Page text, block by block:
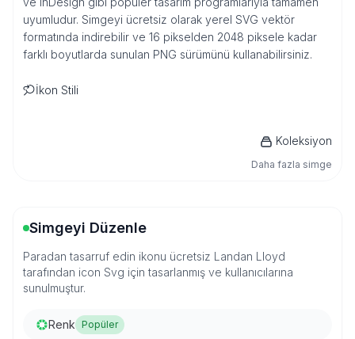
uyumludur. Simgeyi ücretsiz olarak yerel SVG vektör
formatında indirebilir ve 16 pikselden 2048 piksele kadar
farklı boyutlarda sunulan PNG sürümünü kullanabilirsiniz.
İkon Stili
Koleksiyon
Daha fazla simge
Simgeyi Düzenle
Paradan tasarruf edin ikonu ücretsiz Landan Lloyd
tarafından icon Svg için tasarlanmış ve kullanıcılarına
sunulmuştur.
Renk Popüler